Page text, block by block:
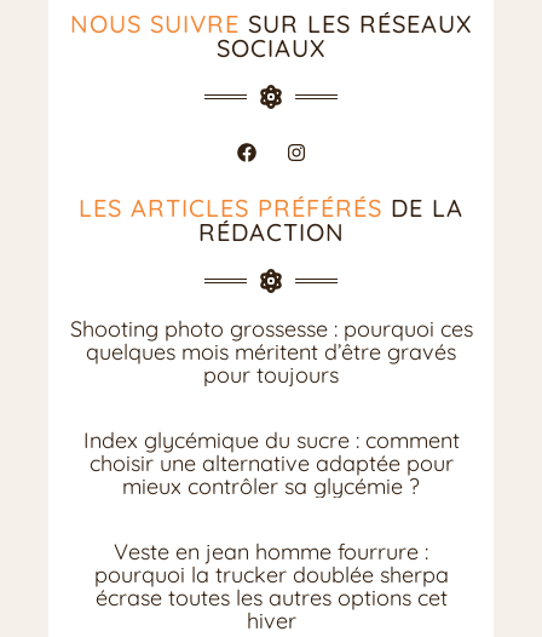
NOUS SUIVRE SUR LES RÉSEAUX
SOCIAUX
LES ARTICLES PRÉFÉRÉS DE LA
RÉDACTION
Shooting photo grossesse : pourquoi ces
quelques mois méritent d’être gravés
pour toujours
Index glycémique du sucre : comment
choisir une alternative adaptée pour
mieux contrôler sa glycémie ?
Veste en jean homme fourrure :
pourquoi la trucker doublée sherpa
écrase toutes les autres options cet
hiver